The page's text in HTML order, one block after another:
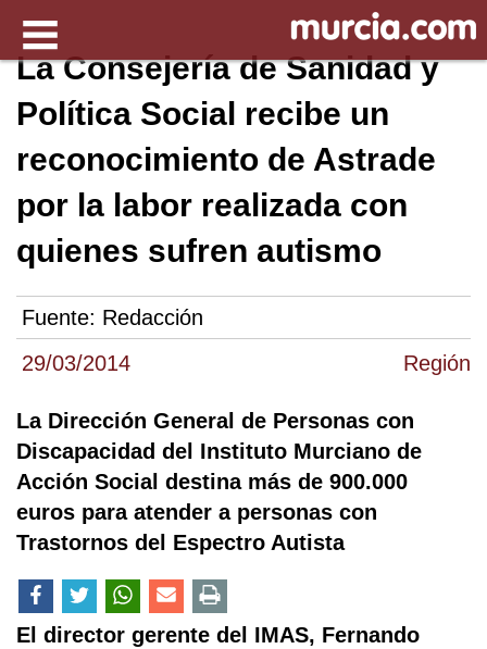
29/03/2014 Región
La Consejería de Sanidad y
Política Social recibe un
reconocimiento de Astrade
por la labor realizada con
quienes sufren autismo
Fuente: Redacción
La Dirección General de Personas con
Discapacidad del Instituto Murciano de
Acción Social destina más de 900.000
euros para atender a personas con
Trastornos del Espectro Autista
El director gerente del IMAS, Fernando